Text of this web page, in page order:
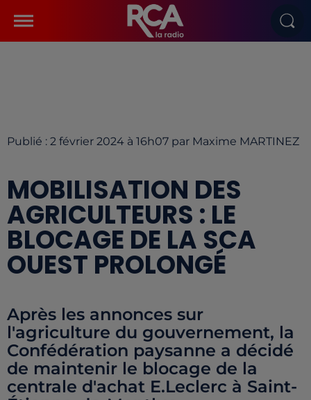
Publié : 2 février 2024 à 16h07 par Maxime MARTINEZ
MOBILISATION DES
AGRICULTEURS : LE
BLOCAGE DE LA SCA
OUEST PROLONGÉ
Après les annonces sur
l'agriculture du gouvernement, la
Confédération paysanne a décidé
de maintenir le blocage de la
centrale d'achat E.Leclerc à Saint-